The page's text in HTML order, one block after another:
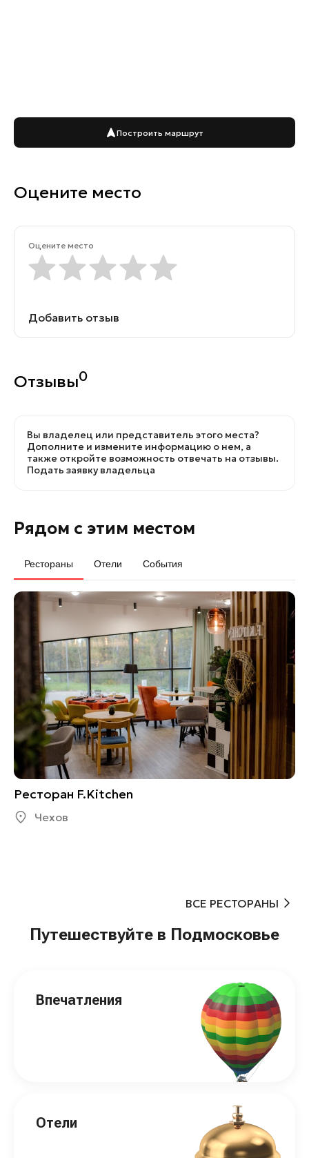
Построить маршрут
Оцените место
Оцените место
Добавить отзыв
Отзывы0
Вы владелец или представитель этого места?
Дополните и измените информацию о нем, а
также откройте возможность отвечать на отзывы.
Подать заявку владельца
Рядом с этим местом
Рестораны Отели События
Ресторан F.Kitchen
Чехов
ВСЕ РЕСТОРАНЫ
Путешествуйте в Подмосковье
Впечатления
Отели